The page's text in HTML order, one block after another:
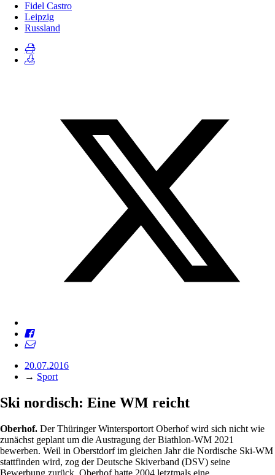
Fidel Castro
Leipzig
Russland
20.07.2016
→ Sport
Ski nordisch: Eine WM reicht
Oberhof. Der Thüringer Wintersportort Oberhof wird sich nicht wie
zunächst geplant um die Austragung der Biathlon-WM 2021
bewerben. Weil in Oberstdorf im gleichen Jahr die Nordische Ski-WM
stattfinden wird, zog der Deutsche Skiverband (DSV) seine
Bewerbung zurück. Oberhof hatte 2004 letztmals eine